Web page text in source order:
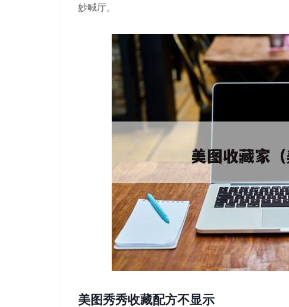
妙喊厅。
美图秀秀收藏配方不显示